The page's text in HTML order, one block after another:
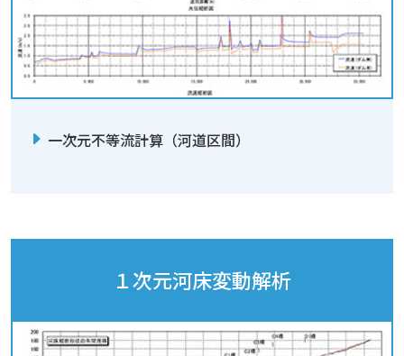
一次元不等流計算（河道区間）
１次元河床変動解析